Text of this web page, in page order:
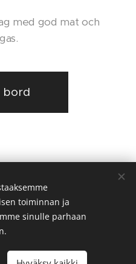
med god mat och
bord
| Alla rättigheter förbehålls
toiminnan ja
sinulle parhaan